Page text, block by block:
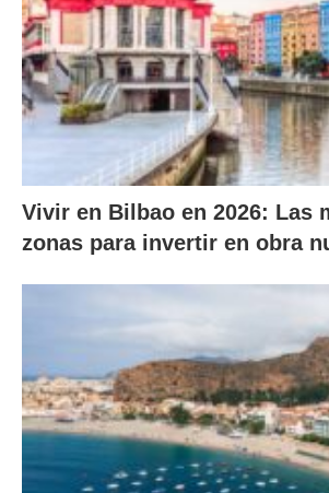
Vivir en Bilbao en 2026: Las
zonas para invertir en obra